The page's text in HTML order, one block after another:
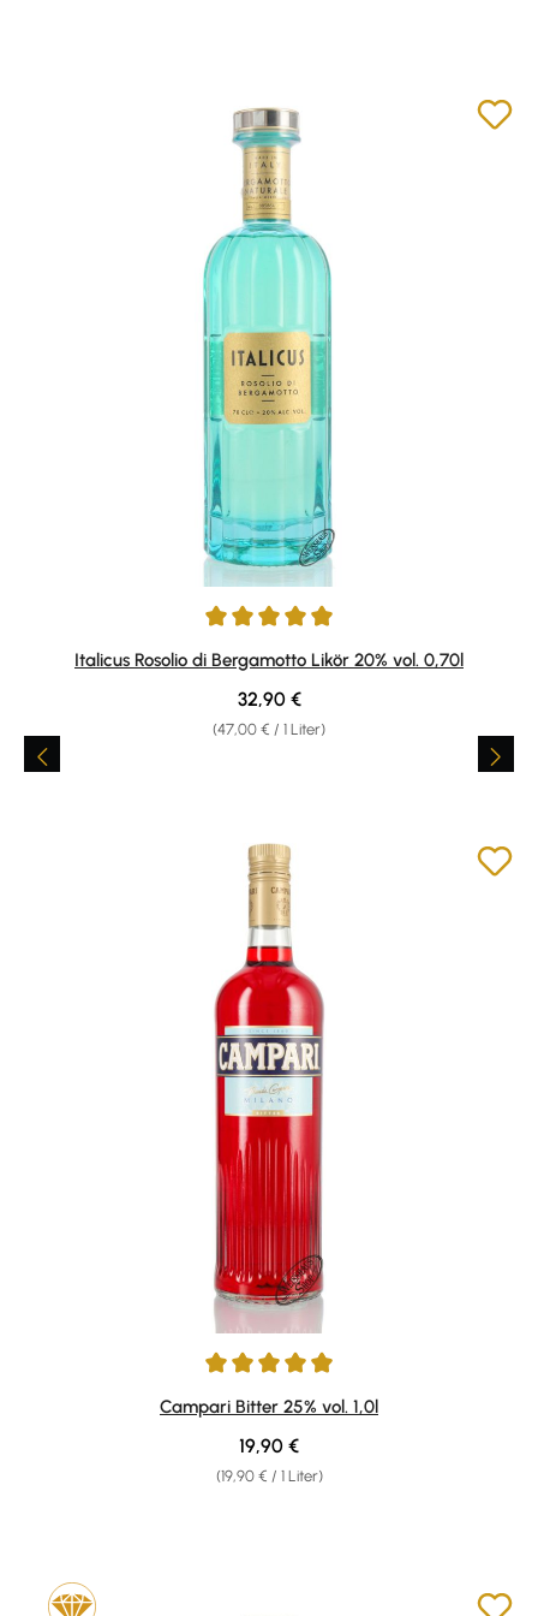
Durchschnittliche Bewertung von 4.92 von 5 Sternen
Italicus Rosolio di Bergamotto Likör 20% vol. 0,70l
(47,00 € / 1 Liter)
Regulärer Preis:
32,90 €
Durchschnittliche Bewertung von 4.92 von 5 Sternen
Campari Bitter 25% vol. 1,0l
(19,90 € / 1 Liter)
Regulärer Preis:
19,90 €